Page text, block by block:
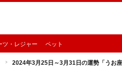
ツ・レジャー ペット
2024年3月25日～3月31日の運勢「うお